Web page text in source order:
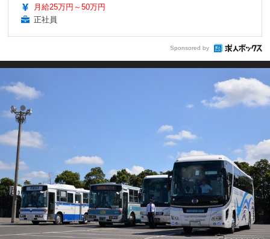
月給25万円～50万円
正社員
Sponsored by